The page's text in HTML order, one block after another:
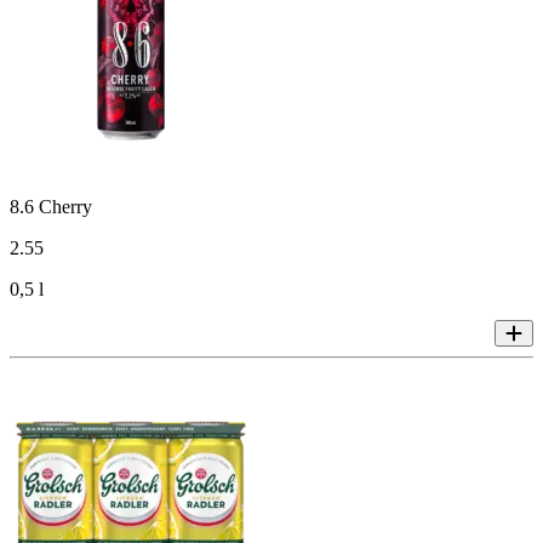
8.6 Cherry
2.55
0,5 l